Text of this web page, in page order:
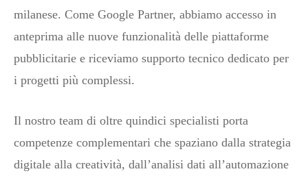
milanese. Come Google Partner, abbiamo accesso in
anteprima alle nuove funzionalità delle piattaforme
pubblicitarie e riceviamo supporto tecnico dedicato per
i progetti più complessi.
Il nostro team di oltre quindici specialisti porta
competenze complementari che spaziano dalla strategia
digitale alla creatività, dall’analisi dati all’automazione